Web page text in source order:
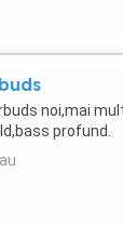
noi,mai
profund.